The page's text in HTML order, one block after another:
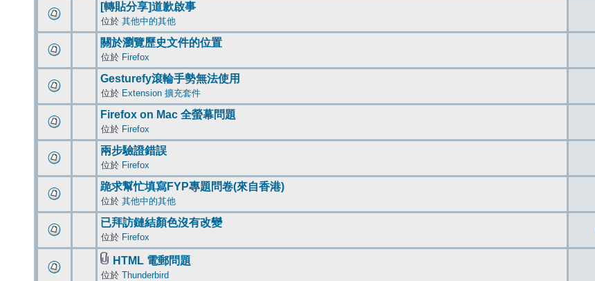
[轉貼分享]道歉啟事
位於 其他中的其他
關於瀏覽歷史文件的位置
位於 Firefox
Gesturefy滾輪手勢無法使用
位於 Extension 擴充套件
Firefox on Mac 全螢幕問題
位於 Firefox
兩步驗證錯誤
位於 Firefox
跪求幫忙填寫FYP專題問卷(來自香港)
位於 其他中的其他
已拜訪鏈結顏色沒有改變
位於 Firefox
HTML 電郵問題
位於 Thunderbird